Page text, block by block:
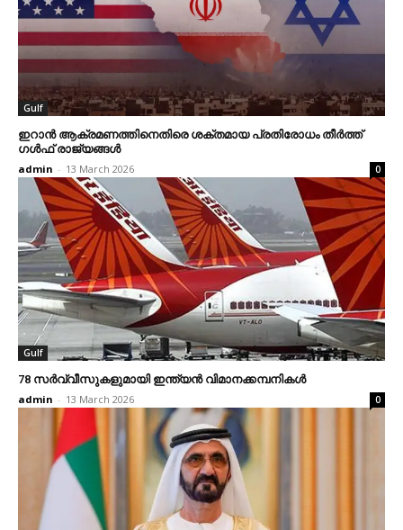
Gulf
ഇറാന്‍ ആക്രമണത്തിനെതിരെ ശക്തമായ പ്രതിരോധം തീര്‍ത്ത്
ഗള്‍ഫ് രാജ്യങ്ങള്‍
admin - 13 March 2026 0
Gulf
78 സര്‍വ്വീസുകളുമായി ഇന്ത്യന്‍ വിമാനക്കമ്പനികള്‍
admin - 13 March 2026 0